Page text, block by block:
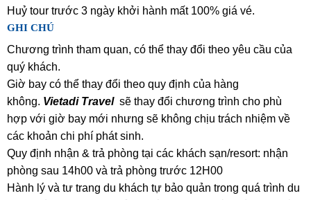
Huỷ tour trước 3 ngày khởi hành mất 100% giá vé.
GHI CHÚ
Chương trình tham quan, có thể thay đổi theo yêu cầu của
quý khách.
Giờ bay có thể thay đổi theo quy định của hàng
không. Vietadi Travel sẽ thay đổi chương trình cho phù
hợp với giờ bay mới nhưng sẽ không chịu trách nhiệm về
các khoản chi phí phát sinh.
Quy định nhận & trả phòng tại các khách sạn/resort: nhận
phòng sau 14h00 và trả phòng trước 12H00
Hành lý và tư trang du khách tự bảo quản trong quá trình du